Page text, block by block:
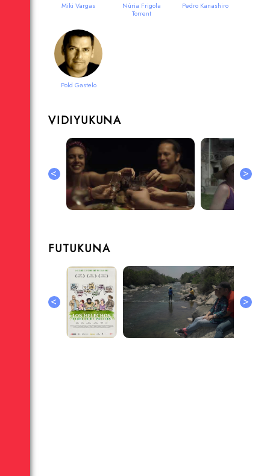
Miki Vargas
Núria Frigola
Torrent
Pedro Kanashiro
Pold Gastelo
VIDIYUKUNA
< >
FUTUKUNA
< >